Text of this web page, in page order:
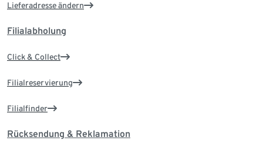
Lieferadresse ändern
Filialabholung
Click & Collect
Filialreservierung
Filialfinder
Rücksendung & Reklamation